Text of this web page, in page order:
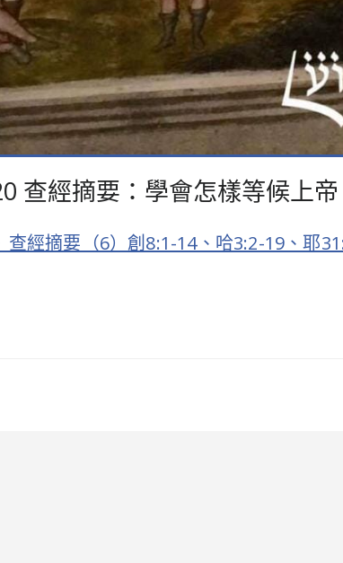
查經摘要：學會怎樣等候上帝
經摘要（6）創8:1-14、哈3:2-19、耶